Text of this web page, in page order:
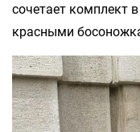
сочетает комплект
красными